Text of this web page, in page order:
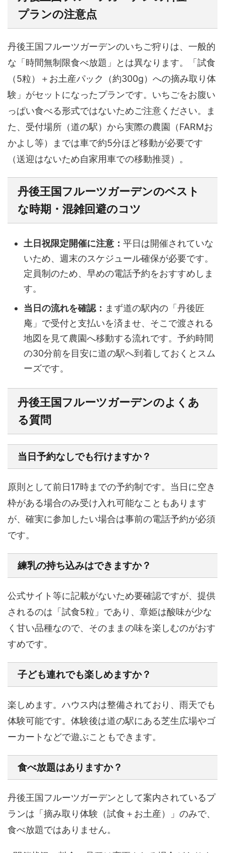
プランの注意点
丹後王国フルーツガーデンのいちご狩りは、一般的
な「時間無制限食べ放題」とは異なります。「試食
（5粒）＋お土産パック（約300g）への摘み取り体
験」がセットになったプランです。いちごをお腹い
っぱい食べる形式ではないためご注意ください。ま
た、受付場所（道の駅）から実際の農園（FARMお
かよし等）までは車で約5分ほど移動が必要です
（送迎はないため自家用車での移動推奨）。
丹後王国フルーツガーデンのベスト
な時期・混雑回避のコツ
土日祝限定開催に注意： 平日は開催されていな
いため、週末のスケジュール確保が必要です。
定員制のため、早めの電話予約をおすすめしま
す。
当日の流れを確認： まず道の駅内の「丹後匠
庵」で受付と支払いを済ませ、そこで渡される
地図を見て農園へ移動する流れです。予約時間
の30分前を目安に道の駅へ到着しておくとスム
ーズです。
丹後王国フルーツガーデンのよくあ
る質問
当日予約なしでも行けますか？
原則として前日17時までの予約制です。当日に空き
枠がある場合のみ受け入れ可能なこともあります
が、確実に参加したい場合は事前の電話予約が必須
です。
練乳の持ち込みはできますか？
公式サイト等に記載がないため要確認ですが、提供
されるのは「試食5粒」であり、章姫は酸味が少な
く甘い品種なので、そのままの味を楽しむのがおす
すめです。
子ども連れでも楽しめますか？
楽しめます。ハウス内は整備されており、雨天でも
体験可能です。体験後は道の駅にある芝生広場やゴ
ーカートなどで遊ぶこともできます。
食べ放題はありますか？
丹後王国フルーツガーデンとして案内されているプ
ランは「摘み取り体験（試食＋お土産）」のみで、
食べ放題ではありません。